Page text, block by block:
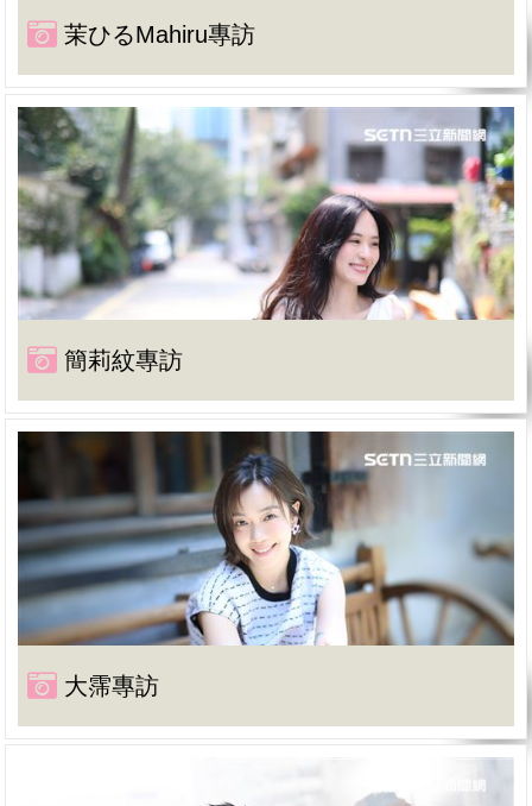
茉ひるMahiru專訪
簡莉紋專訪
大霈專訪